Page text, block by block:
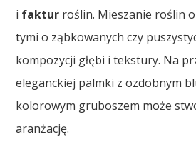
i faktur roślin. Mieszanie roślin o
tymi o ząbkowanych czy
kompozycji głębi i tekstury. Na
eleganckiej palmki z ozdobnym
kolorowym gruboszem może
aranżację.